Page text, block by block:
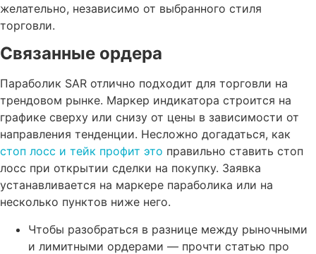
желательно, независимо от выбранного стиля
торговли.
Связанные ордера
Параболик SAR отлично подходит для торговли на
трендовом рынке. Маркер индикатора строится на
графике сверху или снизу от цены в зависимости от
направления тенденции. Несложно догадаться, как
стоп лосс и тейк профит это правильно ставить стоп
лосс при открытии сделки на покупку. Заявка
устанавливается на маркере параболика или на
несколько пунктов ниже него.
Чтобы разобраться в разнице между рыночными
и лимитными ордерами — прочти статью про